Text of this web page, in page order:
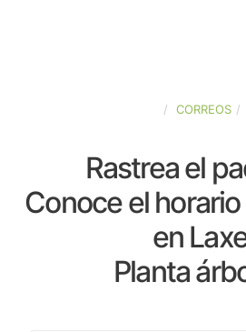
CORREOS
Rastrea el
Conoce el
en
Planta